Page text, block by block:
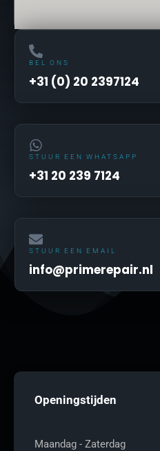
BEL ONS
+31 (0) 20 2397124
STUUR EEN WHATSAPP
+31 20 239 7124
STUUR EEN EMAIL
info@primerepair.nl
Openingstijden
Maandag - Zaterdag